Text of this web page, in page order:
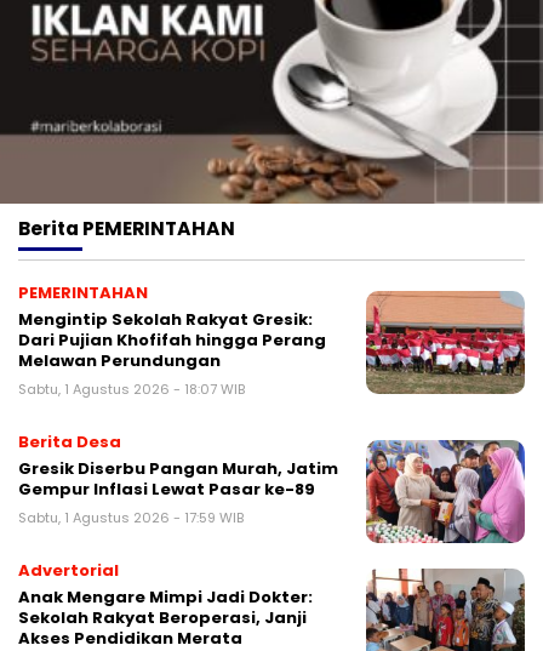
Berita PEMERINTAHAN
PEMERINTAHAN
Mengintip Sekolah Rakyat Gresik:
Dari Pujian Khofifah hingga Perang
Melawan Perundungan
Sabtu, 1 Agustus 2026 - 18:07 WIB
Berita Desa
Gresik Diserbu Pangan Murah, Jatim
Gempur Inflasi Lewat Pasar ke-89
Sabtu, 1 Agustus 2026 - 17:59 WIB
Advertorial
Anak Mengare Mimpi Jadi Dokter:
Sekolah Rakyat Beroperasi, Janji
Akses Pendidikan Merata